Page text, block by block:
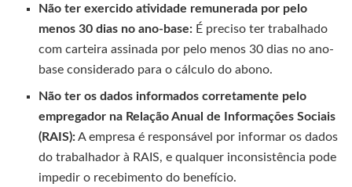
Não ter exercido atividade remunerada por pelo
menos 30 dias no ano-base: É preciso ter trabalhado
com carteira assinada por pelo menos 30 dias no ano-
base considerado para o cálculo do abono.
Não ter os dados informados corretamente pelo
empregador na Relação Anual de Informações Sociais
(RAIS):A empresa é responsável por informar os dados
do trabalhador à RAIS, e qualquer inconsistência pode
impedir o recebimento do benefício.